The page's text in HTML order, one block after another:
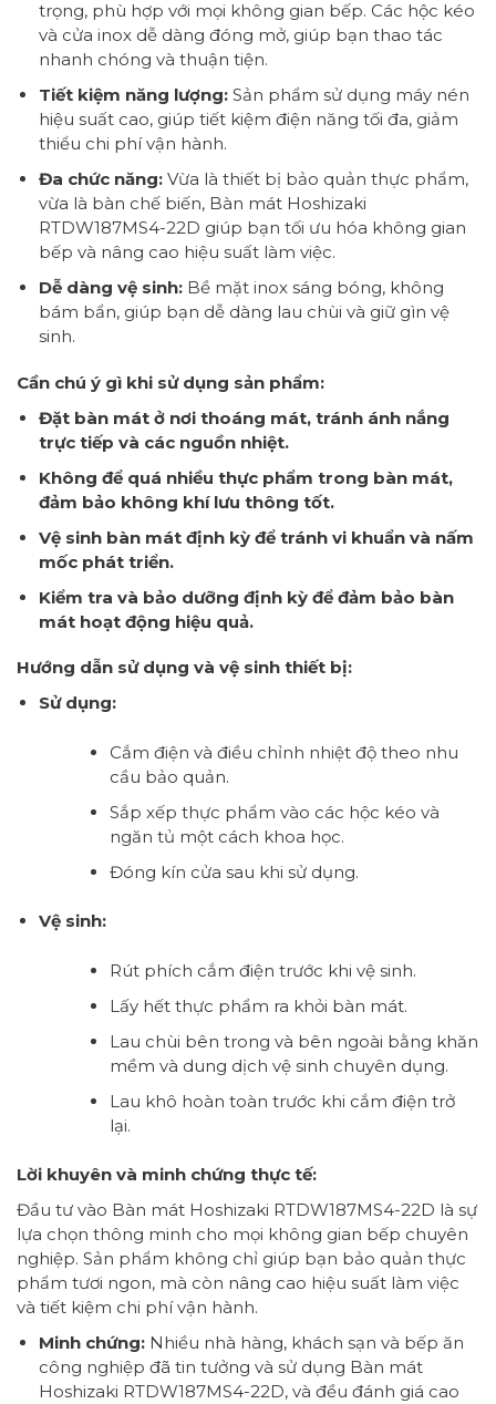
trọng, phù hợp với mọi không gian bếp. Các hộc kéo
và cửa inox dễ dàng đóng mở, giúp bạn thao tác
nhanh chóng và thuận tiện.
Tiết kiệm năng lượng:Sản phẩm sử dụng máy nén
hiệu suất cao, giúp tiết kiệm điện năng tối đa, giảm
thiểu chi phí vận hành.
Đa chức năng:Vừa là thiết bị bảo quản thực phẩm,
vừa là bàn chế biến, Bàn mát Hoshizaki
RTDW187MS4-22D giúp bạn tối ưu hóa không gian
bếp và nâng cao hiệu suất làm việc.
Dễ dàng vệ sinh:Bề mặt inox sáng bóng, không
bám bẩn, giúp bạn dễ dàng lau chùi và giữ gìn vệ
sinh.
Cần chú ý gì khi sử dụng sản phẩm:
Đặt bàn mát ở nơi thoáng mát, tránh ánh nắng
trực tiếp và các nguồn nhiệt.
Không để quá nhiều thực phẩm trong bàn mát,
đảm bảo không khí lưu thông tốt.
Vệ sinh bàn mát định kỳ để tránh vi khuẩn và nấm
mốc phát triển.
Kiểm tra và bảo dưỡng định kỳ để đảm bảo bàn
mát hoạt động hiệu quả.
Hướng dẫn sử dụng và vệ sinh thiết bị:
Sử dụng:
Cắm điện và điều chỉnh nhiệt độ theo nhu
cầu bảo quản.
Sắp xếp thực phẩm vào các hộc kéo và
ngăn tủ một cách khoa học.
Đóng kín cửa sau khi sử dụng.
Vệ sinh:
Rút phích cắm điện trước khi vệ sinh.
Lấy hết thực phẩm ra khỏi bàn mát.
Lau chùi bên trong và bên ngoài bằng khăn
mềm và dung dịch vệ sinh chuyên dụng.
Lau khô hoàn toàn trước khi cắm điện trở
lại.
Lời khuyên và minh chứng thực tế:
Đầu tư vào Bàn mát Hoshizaki RTDW187MS4-22D là sự
lựa chọn thông minh cho mọi không gian bếp chuyên
nghiệp. Sản phẩm không chỉ giúp bạn bảo quản thực
phẩm tươi ngon, mà còn nâng cao hiệu suất làm việc
và tiết kiệm chi phí vận hành.
Minh chứng:Nhiều nhà hàng, khách sạn và bếp ăn
công nghiệp đã tin tưởng và sử dụng Bàn mát
Hoshizaki RTDW187MS4-22D, và đều đánh giá cao